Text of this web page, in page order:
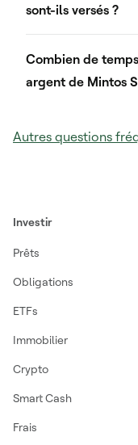
sont-ils versés ?
Combien de
argent de Mintos
Autres questions
Investir
Prêts
Obligations
ETFs
Immobilier
Crypto
Smart Cash
Frais